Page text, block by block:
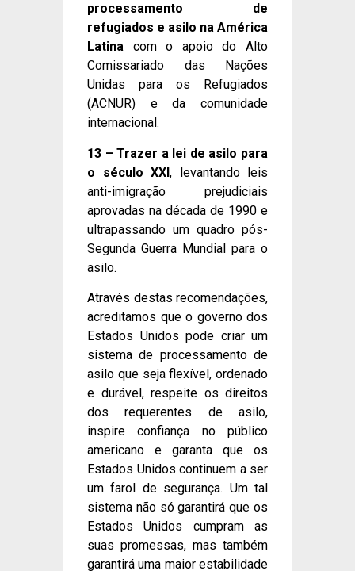
processamento de
refugiados e asilo na América
Latina com o apoio do Alto
Comissariado das Nações
Unidas para os Refugiados
(ACNUR) e da comunidade
internacional.
13 – Trazer a lei de asilo para
o século XXI, levantando leis
anti-imigração prejudiciais
aprovadas na década de 1990 e
ultrapassando um quadro pós-
Segunda Guerra Mundial para o
asilo.
Através destas recomendações,
acreditamos que o governo dos
Estados Unidos pode criar um
sistema de processamento de
asilo que seja flexível, ordenado
e durável, respeite os direitos
dos requerentes de asilo,
inspire confiança no público
americano e garanta que os
Estados Unidos continuem a ser
um farol de segurança. Um tal
sistema não só garantirá que os
Estados Unidos cumpram as
suas promessas, mas também
garantirá uma maior estabilidade